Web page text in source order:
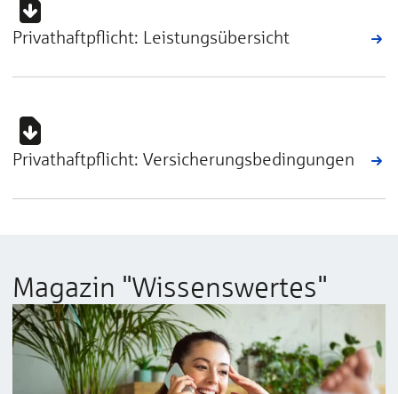
Privathaftpflicht: Leistungsübersicht
Privathaftpflicht: Versicherungsbedingungen
Magazin "Wissenswertes"